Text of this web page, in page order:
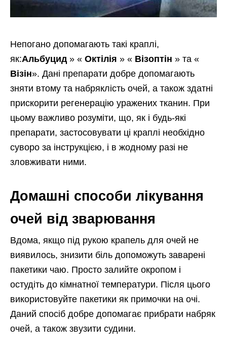
Непогано допомагають такі краплі,
як:Альбуцид » « Октілія » « Візоптін » та «
Візін». Дані препарати добре допомагають
зняти втому та набряклість очей, а також здатні
прискорити регенерацію уражених тканин. При
цьому важливо розуміти, що, як і будь-які
препарати, застосовувати ці краплі необхідно
суворо за інструкцією, і в жодному разі не
зловживати ними.
Домашні способи лікування
очей від зварювання
Вдома, якщо під рукою крапель для очей не
виявилось, знизити біль допоможуть заварені
пакетики чаю. Просто залийте окропом і
остудіть до кімнатної температури. Після цього
використовуйте пакетики як примочки на очі.
Даний спосіб добре допомагає прибрати набряк
очей, а також звузити судини.